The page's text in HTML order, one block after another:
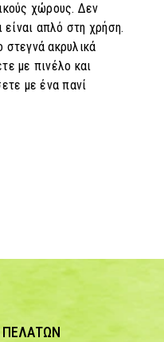
χώρους. Δεν
είναι απλό στη χρήση.
ακρυλικά
με πινέλο και
με ένα πανί